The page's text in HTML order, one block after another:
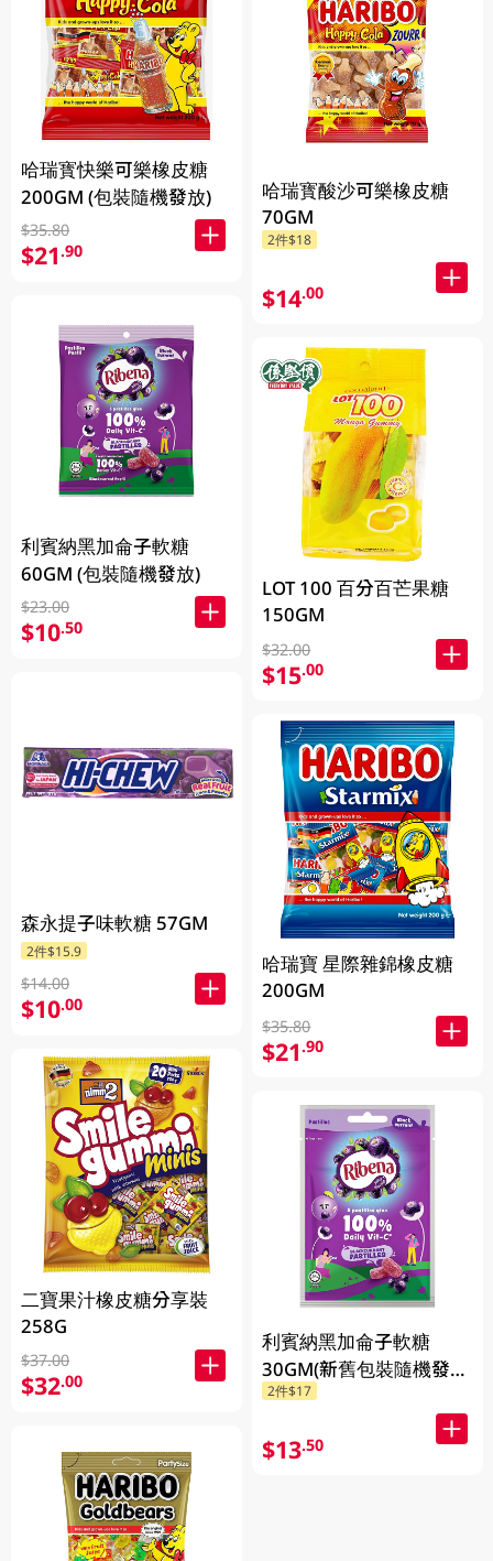
哈瑞寳快樂可樂橡皮糖
200GM (包裝隨機發放)
$35.80
$21.90
利賓納黑加侖子軟糖
60GM (包裝隨機發放)
$23.00
$10.50
森永提子味軟糖 57GM
2件$15.9
$14.00
$10.00
二寶果汁橡皮糖分享裝
258G
$37.00
$32.00
哈瑞寳酸沙可樂橡皮糖
70GM
2件$18
$14.00
LOT 100 百分百芒果糖
150GM
$32.00
$15.00
哈瑞寶 星際雜錦橡皮糖
200GM
$35.80
$21.90
利賓納黑加侖子軟糖
30GM(新舊包裝隨機發
貨)
2件$17
$13.50